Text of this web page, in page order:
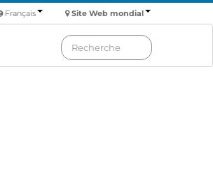
Site Web mondial
Français